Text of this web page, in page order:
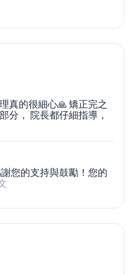
真的很細心🙏 矯正完之
分， 院長都仔細指導，
您的支持與鼓勵！您的